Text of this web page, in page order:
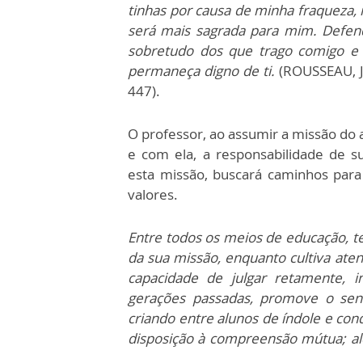
tinhas por causa de minha
será mais sagrada para mim.
sobretudo dos que trago comigo
permaneça digno de ti.
447).
O professor, ao assumir a missão
e com ela, a responsabilidade de
esta missão, buscará caminhos
valores.
Entre todos os meios de educação,
da sua missão, enquanto cultiva
capacidade de julgar retamente,
gerações passadas, promove o
criando entre alunos de índole e
disposição à compreensão mútua;